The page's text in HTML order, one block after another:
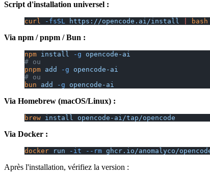
Script d'installation universel :
curl -fsSL https://opencode.ai/install bash
Via npm / pnpm / Bun :
npm install -g opencode-ai
# ou
pnpm add -g opencode-ai
# ou
bun add -g opencode-ai
Via Homebrew (macOS/Linux) :
brew install opencode-ai/tap/opencode
Via Docker :
docker run -it --rm ghcr.io/anomalyco/
Après l'installation, vérifiez la version :